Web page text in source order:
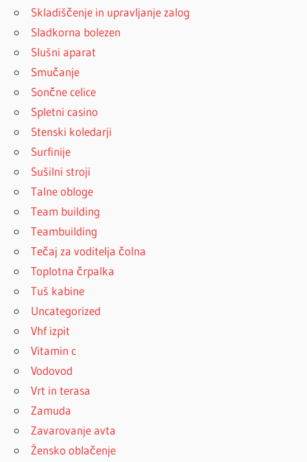
Skladiščenje in upravljanje zalog
Sladkorna bolezen
Slušni aparat
Smučanje
Sončne celice
Spletni casino
Stenski koledarji
Surfinije
Sušilni stroji
Talne obloge
Team building
Teambuilding
Tečaj za voditelja čolna
Toplotna črpalka
Tuš kabine
Uncategorized
Vhf izpit
Vitamin c
Vodovod
Vrt in terasa
Zamuda
Zavarovanje avta
Žensko oblačenje